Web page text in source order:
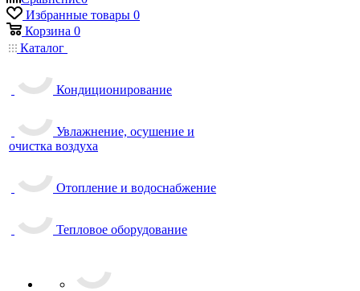
Избранные товары 0
Корзина 0
Каталог
Кондиционирование
Увлажнение, осушение и
очистка воздуха
Отопление и водоснабжение
Тепловое оборудование